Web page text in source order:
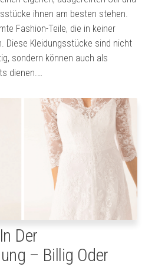
ihnen am besten stehen.
Fashion-Teile, die in keiner
Diese Kleidungsstücke sind nicht
sondern können auch als
dienen.…
Der
– Billig Oder